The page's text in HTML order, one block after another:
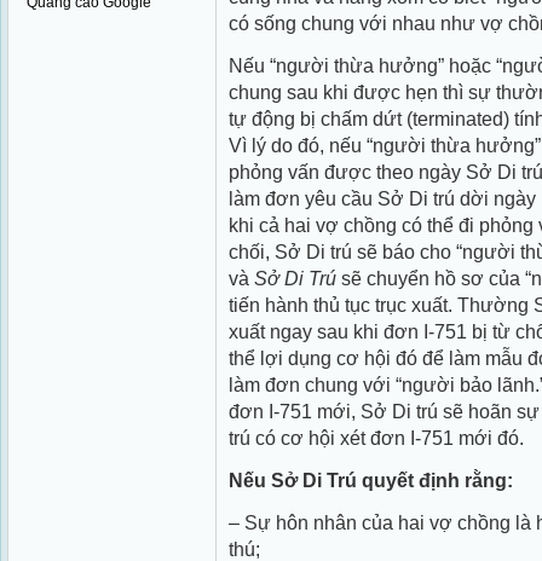
có sống chung với nhau như vợ
Nếu “người thừa hưởng” hoặc
chung sau khi được hẹn thì sự
tự động bị chấm dứt (terminated)
Vì lý do đó, nếu “người thừa
phỏng vấn được theo ngày Sở Di
làm đơn yêu cầu Sở Di trú dời
khi cả hai vợ chồng có thể đi
chối, Sở Di trú sẽ báo cho “người
và Sở Di Trú sẽ chuyển hồ sơ của
tiến hành thủ tục trục xuất. Thường
xuất ngay sau khi đơn I-751 bị từ
thể lợi dụng cơ hội đó để làm mẫu
làm đơn chung với “người bảo
đơn I-751 mới, Sở Di trú sẽ hoãn
trú có cơ hội xét đơn I-751 mới đó.
Nếu Sở Di Trú quyết định rằng:
– Sự hôn nhân của hai vợ chồng là
thú;